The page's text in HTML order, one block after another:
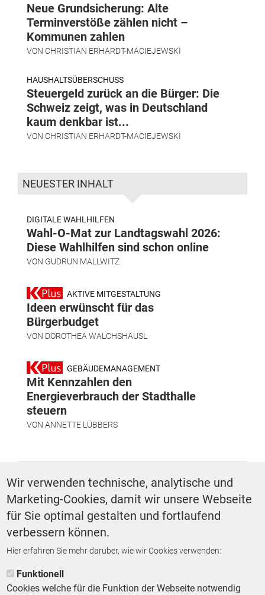
Neue Grundsicherung: Alte
Terminverstöße zählen nicht –
Kommunen zahlen
VON CHRISTIAN ERHARDT-MACIEJEWSKI
HAUSHALTSÜBERSCHUSS
Steuergeld zurück an die Bürger: Die
Schweiz zeigt, was in Deutschland
kaum denkbar ist...
VON CHRISTIAN ERHARDT-MACIEJEWSKI
NEUESTER INHALT
DIGITALE WAHLHILFEN
Wahl-O-Mat zur Landtagswahl 2026:
Diese Wahlhilfen sind schon online
VON GUDRUN MALLWITZ
AKTIVE MITGESTALTUNG
Ideen erwünscht für das
Bürgerbudget
VON DOROTHEA WALCHSHÄUSL
GEBÄUDEMANAGEMENT
Mit Kennzahlen den
Energieverbrauch der Stadthalle
steuern
VON ANNETTE LÜBBERS
Finanzen Schule
ZURÜCK ZUR STARTSEITE
Wir verwenden technische, analytische und
Marketing-Cookies, damit wir unsere Webseite
für Sie optimal gestalten und fortlaufend
verbessern können.
Hier erfahren Sie mehr darüber, wie wir Cookies verwenden:
Funktionell
Cookies welche für die Funktion der Webseite notwendig